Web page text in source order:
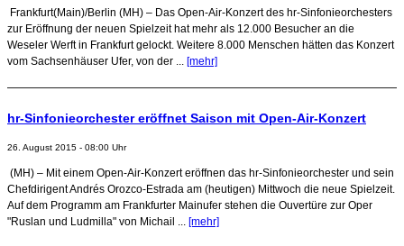
Frankfurt(Main)/Berlin (MH) – Das Open-Air-Konzert des hr-Sinfonieorchesters
zur Eröffnung der neuen Spielzeit hat mehr als 12.000 Besucher an die
Weseler Werft in Frankfurt gelockt. Weitere 8.000 Menschen hätten das Konzert
vom Sachsenhäuser Ufer, von der ... [mehr]
hr-Sinfonieorchester eröffnet Saison mit Open-Air-Konzert
26. August 2015 - 08:00 Uhr
(MH) – Mit einem Open-Air-Konzert eröffnen das hr-Sinfonieorchester und sein
Chefdirigent Andrés Orozco-Estrada am (heutigen) Mittwoch die neue Spielzeit.
Auf dem Programm am Frankfurter Mainufer stehen die Ouvertüre zur Oper
"Ruslan und Ludmilla" von Michail ... [mehr]